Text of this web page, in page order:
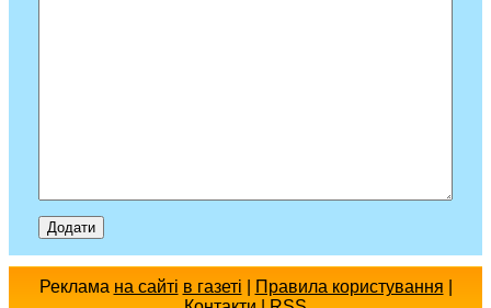
Реклама на сайті в газеті Правила користування